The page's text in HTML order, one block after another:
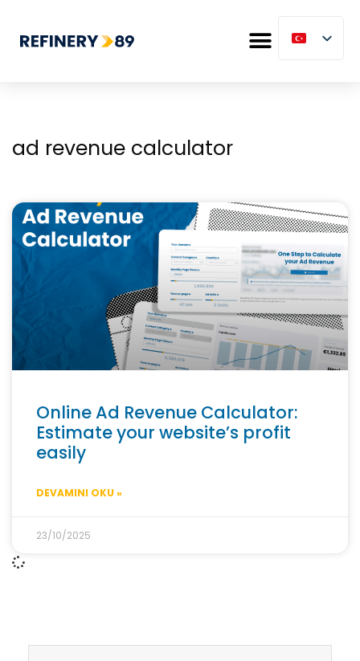
ad revenue calculator
Online Ad Revenue Calculator:
Estimate your website’s profit
easily
DEVAMINI OKU »
23/10/2025